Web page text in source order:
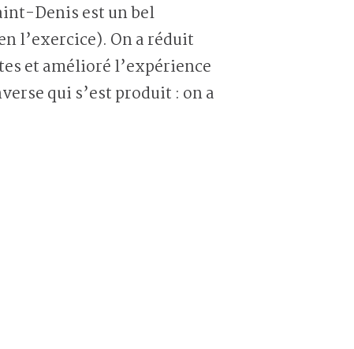
Denis est un bel
l’exercice). On a réduit
et amélioré l’expérience
qui s’est produit : on a